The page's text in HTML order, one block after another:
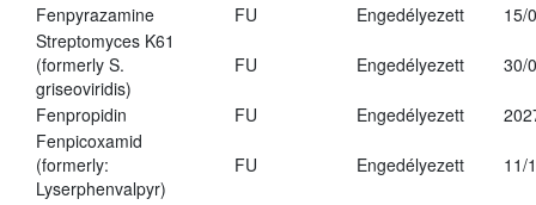
Fenpyrazamine
FU Engedélyezett
15/
Streptomyces K61
(formerly S.
griseoviridis)
FU Engedélyezett 30/
Fenpropidin FU Engedélyezett
Fenpicoxamid
(formerly:
Lyserphenvalpyr)
FU Engedélyezett 11/